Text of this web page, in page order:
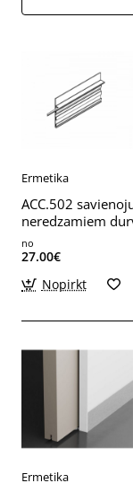
Ermetika
ACC.502
neredzamiem
no
27.00€
Nopirkt
Ermetika